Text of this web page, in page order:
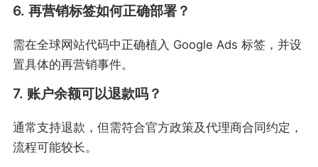
6. 再营销标签如何正确部署？
需在全球网站代码中正确植入 Google Ads 标签，并设
置具体的再营销事件。
7. 账户余额可以退款吗？
通常支持退款，但需符合官方政策及代理商合同约定，
流程可能较长。